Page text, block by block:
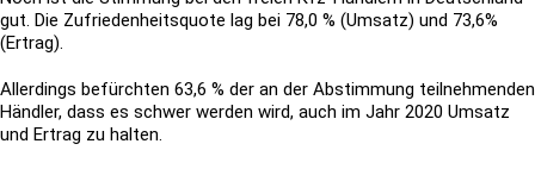
gut. Die Zufriedenheitsquote lag bei 78,0 % (Umsatz) und 73,6%
(Ertrag).
Allerdings befürchten 63,6 % der an der Abstimmung teilnehmenden
Händler, dass es schwer werden wird, auch im Jahr 2020 Umsatz
und Ertrag zu halten.